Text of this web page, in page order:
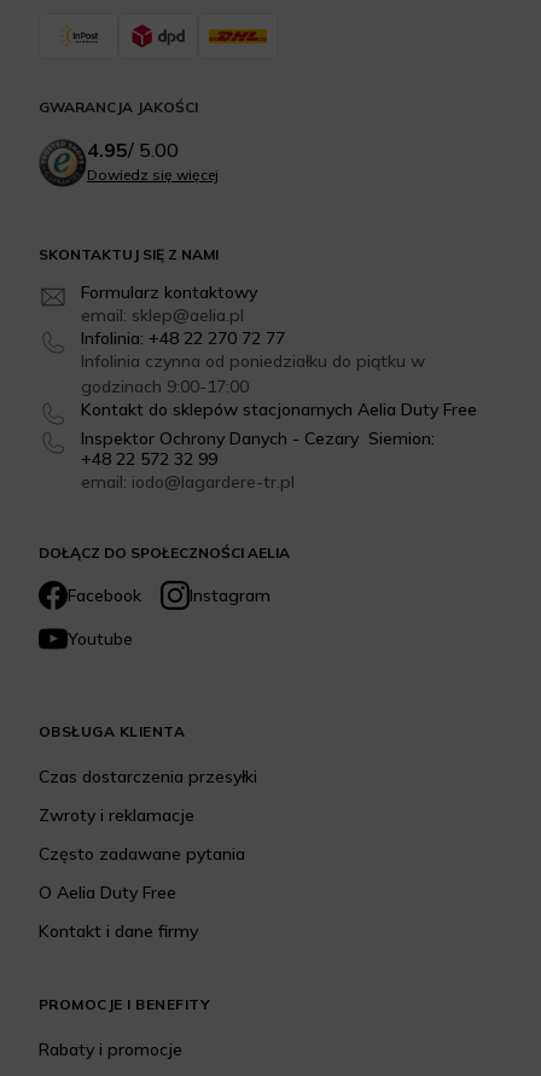
DOŁĄCZ DO SPOŁECZNOŚCI AELIA
Facebook
Instagram
Youtube
SKONTAKTUJ SIĘ Z NAMI
Formularz kontaktowy
email: sklep@aelia.pl
Infolinia: +48 22 270 72 77
Infolinia czynna od poniedziałku do piątku w
godzinach 9:00-17:00
Kontakt do sklepów stacjonarnych Aelia Duty Free
Inspektor Ochrony Danych - Cezary Siemion:
+48 22 572 32 99
email: iodo@lagardere-tr.pl
OBSŁUGA KLIENTA
Czas dostarczenia przesyłki
Zwroty i reklamacje
Często zadawane pytania
O Aelia Duty Free
Kontakt i dane firmy
PROMOCJE I BENEFITY
Rabaty i promocje
GWARANCJA JAKOŚCI
4.95/ 5.00
Dowiedz się więcej